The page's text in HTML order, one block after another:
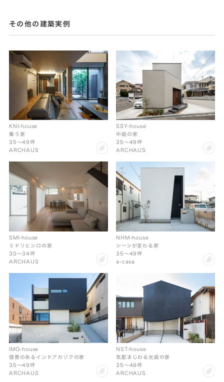
その他の建築実例
clip
KNI-house
集う家
35〜49坪
ARCHAUS
SSY-house
中庭の家
35〜49坪
ARCHAUS
SMI-house
ミドリとシロの家
30〜34坪
ARCHAUS
NHM-house
シーンが変わる家
35〜49坪
a-casa
clip
IMO-house
借景のあるインドアカゾクの家
35〜49坪
ARCHAUS
NST-house
気配まじわる光庭の家
35〜49坪
ARCHAUS